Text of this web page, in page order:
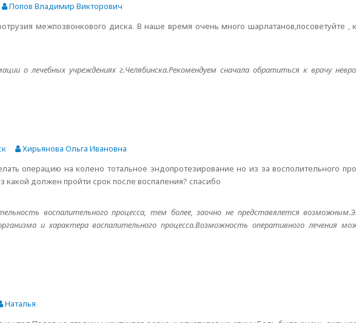
Попов Владимир Викторович
межпозвонкового диска. В наше время очень много шарлатанов,посоветуйте ,
о лечебных учреждениях г.Челябинска.Рекомендуем сначала обратиться к врачу
Хирьянова Ольга Ивановна
операцию на колено тотальное эндопротезирование но из за восполительного
какой должен пройти срок после воспаления? спасибо
воспалительного процесса, тем более, заочно не представялется
и характера воспалительного процесса.Возможность оперативного лечения
Наталья